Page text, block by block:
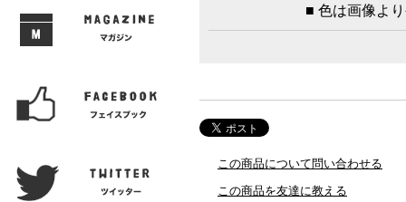
■ 色は画像よ
この商品について問い合わせる
この商品を友達に教える